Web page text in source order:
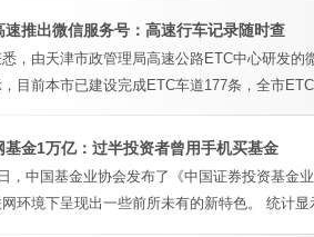
速推出微信服务号：高速行车记录随时查
悉，由天津市政管理局高速公路ETC中心研发
，目前本市已建设完成ETC车道177条，全市
基金1万亿：过半投资者曾用手机买基金
，中国基金业协会发布了《中国证券投资基金
环境下呈现出一些前所未有的新特色。 统计